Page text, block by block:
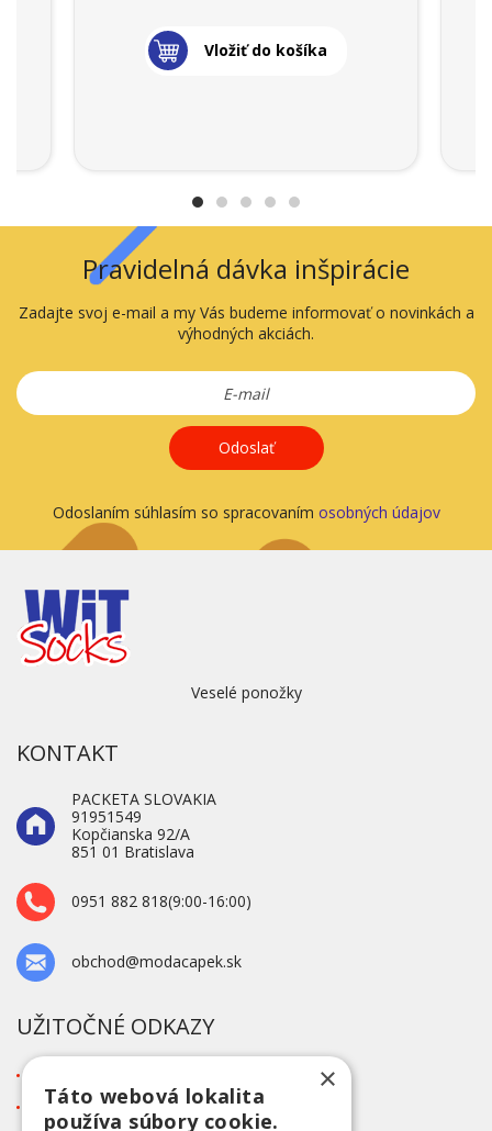
Vložiť do košíka
Pravidelná dávka inšpirácie
Zadajte svoj e-mail a my Vás budeme informovať o novinkách a
výhodných akciách.
Odoslať
Odoslaním súhlasím so spracovaním osobných údajov
Veselé ponožky
KONTAKT
PACKETA SLOVAKIA
91951549
Kopčianska 92/A
851 01 Bratislava
0951 882 818(9:00-16:00)
obchod@modacapek.sk
UŽITOČNÉ ODKAZY
Blog
×
Táto webová lokalita
používa súbory cookie.